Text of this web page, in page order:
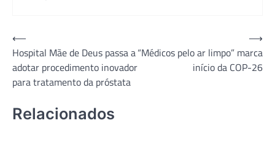
Navegação
de
Post
⟵
Hospital Mãe de Deus passa a
adotar procedimento inovador
para tratamento da próstata
“Médicos pelo ar limpo” marca
início da COP-26
⟶
Relacionados